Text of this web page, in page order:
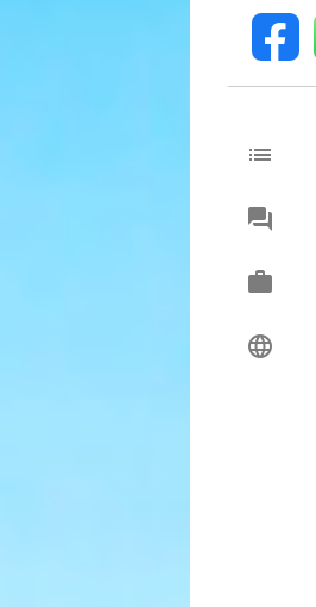
fb
list
chat
work
language